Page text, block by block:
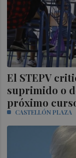
El STEPV
suprimido o
próximo
CASTELLÓN PLAZA